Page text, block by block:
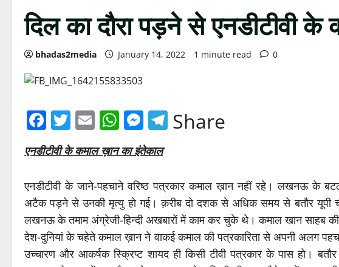
दिल का दौरा पड़ने से एनडीटीवी
bhadas2media January 14, 2022 1 minute read 0
Facebook
Twitter
EmailWhatsApp
Messenger
Telegram
Share
एनडीटीवी के कमाल ख़ान का इंतेकाल
एनडीटीवी के जाने-पहचाने वरिष्ठ पत्रकार कमाल ख़ान नहीं रहे‌। लखनऊ
अटैक पड़ने से उनकी मृत्यु हो गई। क़रीब दो दशक से अधिक समय से बतौर यूपी
लखनऊ के तमाम अंग्रेजी-हिन्दी अखबारों में काम कर चुके थे। कमाल खान साहब की
देश-दुनियां के चहेते कमाल ख़ान ने वाकई कमाल की पत्रकारिता से अपनी अलग
उच्चारण और आकर्षक स्क्रिप्ट शायद ही किसी टीवी पत्रकार के पास हो।